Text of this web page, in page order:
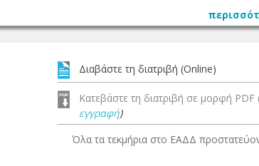
Διαβάστε τη διατριβή (Online)
Κατεβάστε τη διατριβή σε μορφή PDF
εγγραφή)
Όλα τα τεκμήρια στο ΕΑΔΔ